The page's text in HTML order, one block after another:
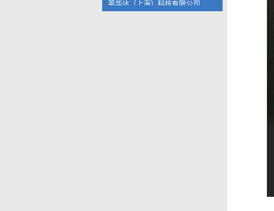
上海大唐移动通信设备有限公司